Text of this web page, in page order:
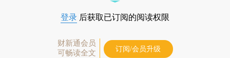
登录 后获取已订阅的阅读权限
财新通会员
可畅读全文
订阅/会员升级